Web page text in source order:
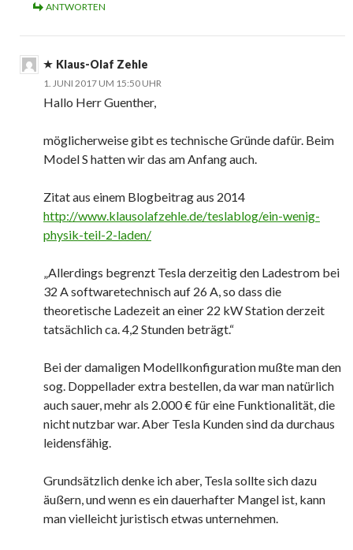
ANTWORTEN
Klaus-Olaf Zehle
1. JUNI 2017 UM 15:50 UHR
Hallo Herr Guenther,
möglicherweise gibt es technische Gründe dafür. Beim
Model S hatten wir das am Anfang auch.
Zitat aus einem Blogbeitrag aus 2014
http://www.klausolafzehle.de/teslablog/ein-wenig-
physik-teil-2-laden/
„Allerdings begrenzt Tesla derzeitig den Ladestrom bei
32 A softwaretechnisch auf 26 A, so dass die
theoretische Ladezeit an einer 22 kW Station derzeit
tatsächlich ca. 4,2 Stunden beträgt.“
Bei der damaligen Modellkonfiguration mußte man den
sog. Doppellader extra bestellen, da war man natürlich
auch sauer, mehr als 2.000 € für eine Funktionalität, die
nicht nutzbar war. Aber Tesla Kunden sind da durchaus
leidensfähig.
Grundsätzlich denke ich aber, Tesla sollte sich dazu
äußern, und wenn es ein dauerhafter Mangel ist, kann
man vielleicht juristisch etwas unternehmen.